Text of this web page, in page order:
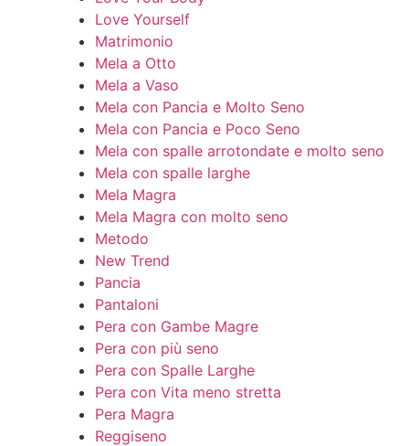
Love Yourself
Matrimonio
Mela a Otto
Mela a Vaso
Mela con Pancia e Molto Seno
Mela con Pancia e Poco Seno
Mela con spalle arrotondate e molto seno
Mela con spalle larghe
Mela Magra
Mela Magra con molto seno
Metodo
New Trend
Pancia
Pantaloni
Pera con Gambe Magre
Pera con più seno
Pera con Spalle Larghe
Pera con Vita meno stretta
Pera Magra
Reggiseno